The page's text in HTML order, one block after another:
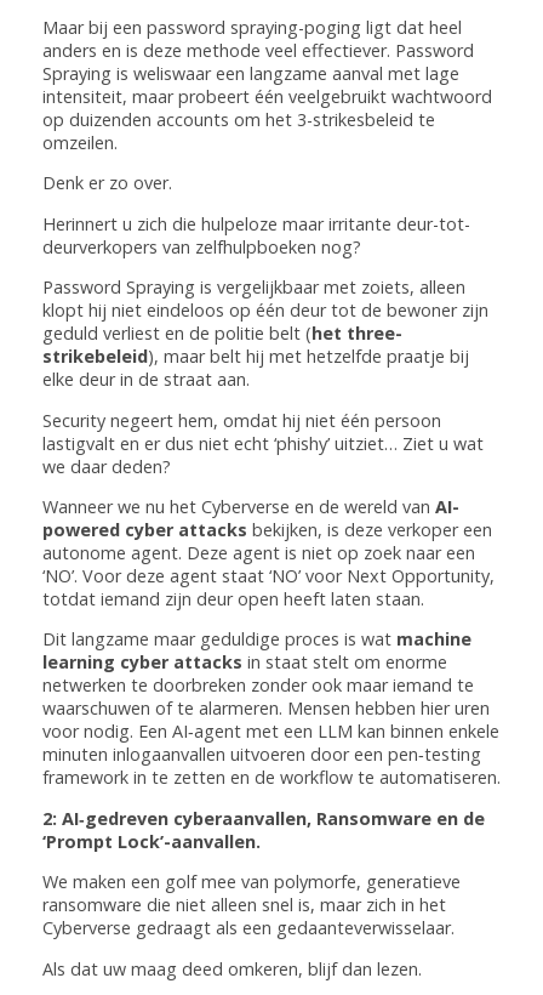
Maar bij een password spraying-poging ligt dat heel
anders en is deze methode veel effectiever. Password
Spraying is weliswaar een langzame aanval met lage
intensiteit, maar probeert één veelgebruikt wachtwoord
op duizenden accounts om het 3-strikesbeleid te
omzeilen.
Denk er zo over.
Herinnert u zich die hulpeloze maar irritante deur-tot-
deurverkopers van zelfhulpboeken nog?
Password Spraying is vergelijkbaar met zoiets, alleen
klopt hij niet eindeloos op één deur tot de bewoner zijn
geduld verliest en de politie belt (het three-
strikebeleid), maar belt hij met hetzelfde praatje bij
elke deur in de straat aan.
Security negeert hem, omdat hij niet één persoon
lastigvalt en er dus niet echt ‘phishy’ uitziet… Ziet u wat
we daar deden?
Wanneer we nu het Cyberverse en de wereld van AI-
powered cyber attacks bekijken, is deze verkoper een
autonome agent. Deze agent is niet op zoek naar een
‘NO’. Voor deze agent staat ‘NO’ voor Next Opportunity,
totdat iemand zijn deur open heeft laten staan.
Dit langzame maar geduldige proces is wat machine
learning cyber attacks in staat stelt om enorme
netwerken te doorbreken zonder ook maar iemand te
waarschuwen of te alarmeren. Mensen hebben hier uren
voor nodig. Een AI‑agent met een LLM kan binnen enkele
minuten inlogaanvallen uitvoeren door een pen‑testing
framework in te zetten en de workflow te automatiseren.
2: AI‑gedreven cyberaanvallen, Ransomware en de
‘Prompt Lock’-aanvallen.
We maken een golf mee van polymorfe, generatieve
ransomware die niet alleen snel is, maar zich in het
Cyberverse gedraagt als een gedaanteverwisselaar.
Als dat uw maag deed omkeren, blijf dan lezen.